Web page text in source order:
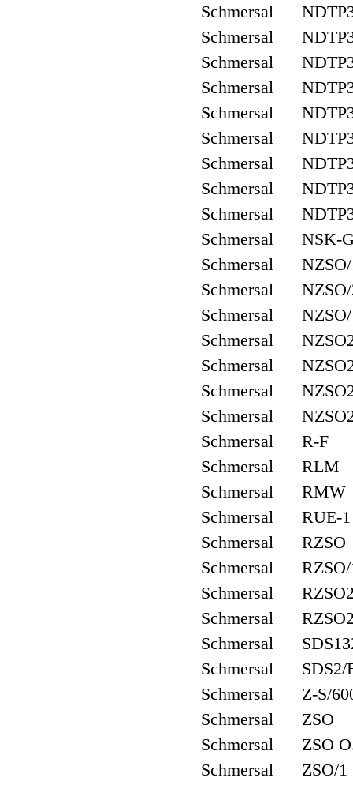
Schmersal
Schmersal
Schmersal
Schmersal
Schmersal
Schmersal
Schmersal
Schmersal
Schmersal
Schmersal NSK-
Schmersal
Schmersal
Schmersal
Schmersal
Schmersal
Schmersal
Schmersal
Schmersal R-F
Schmersal RLM
Schmersal RMW
Schmersal RUE-1
Schmersal RZSO
Schmersal RZSO/
Schmersal
Schmersal
Schmersal
Schmersal SDS2/
Schmersal Z-S/
Schmersal ZSO
Schmersal ZSO
Schmersal ZSO/1